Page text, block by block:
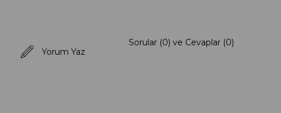
Yorum Yaz
Sorular (0) ve Cevaplar (0)